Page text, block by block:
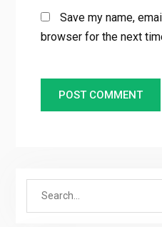
Save my name,
browser for the next
Search